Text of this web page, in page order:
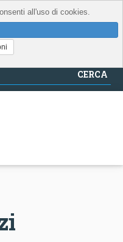
CERCA
all'uso di cookies.